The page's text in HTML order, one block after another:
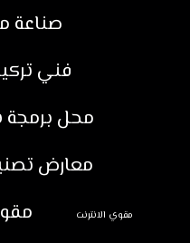
صناعة
فني
محل برمجة
معارض
مقوي الانترنت